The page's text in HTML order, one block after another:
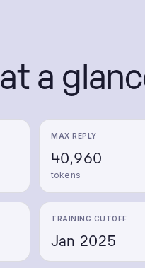
at a
MAX REPLY
40,960
tokens
TRAINING CUTOFF
Jan 2025